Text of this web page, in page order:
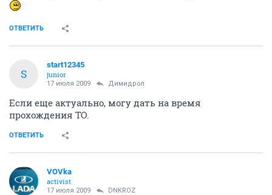
ОТВЕТИТЬ
S
start12345
junior
17 июля 2009 Димидрол
Если еще актуально, могу дать на время
прохождения ТО.
ОТВЕТИТЬ
VOVka
activist
17 июля 2009 DNKROZ